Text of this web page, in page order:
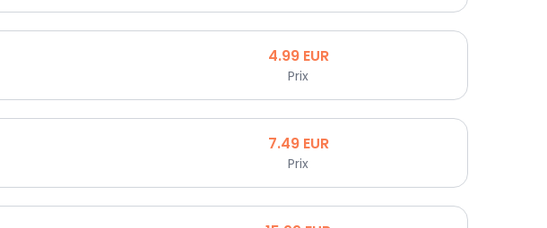
4.99 EUR
Prix
7.49 EUR
Prix